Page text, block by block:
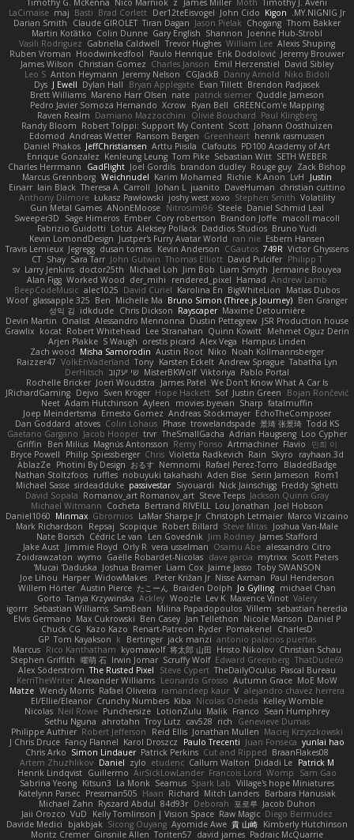
MY.NIGNIG Jr.
Kigon
John Cido
Der12teEisvogel
Brad Corlett
Basti
maj
LaCimaise
Thom Bakker
Chogang
Jason Pielak
Tiran Dagan
Claude GIROLET
Darian Smith
Joenne Hub-Strobl
Shannon
Gary English
Colin Dunne
Martin Koťátko
Alexis Shuping
William Lee
Trevor Hughes
Gabriella Caldwell
Vasili Rodriguez
Jeremy Brouwer
Erik Dodolović
Paulo Henrique
Hoodwinkedfool
Ruben Vroman
David Sibley
Emil Herzenstiel
Charles Janson
Christian Gomez
James Wilson
Niko Bidoli
Danny Arnold
CGJackB
Jeremy Nelson
Anton Heymann
Leo S
Brendon Padjasek
Evan Tillett
Bryan Applegate
Dylan Hall
J Ewell
Dys
Quddle Jameson
patrick siemer
nate
Mareno Harr Olsen
Brett Williams
GREENCom'e Mapping
Ryan Bell
Xcrow
Pedro Javier Somoza Hernando
Paul Klingberg
Olivié Bouchard
Damiano Mazzocchini
Raven Realm
Johann Oosthuizen
Scott
Robert Tolppi: Support My Content
Randy Bloom
henrik rasmussen
Greenheart
Ransom Bergen
Andreas Wetter
Edomod
PD100 Academy of Art
Clafoutis
Arttu Piisila
JeffChristiansen
Daniel Phakos
SETH WEBER
Sebastian Witt
Tom Pike
Kenleung Leung
Enrique Gonzalez
Zack Bishop
Rouge guy
brandon dudley
Joel Gordils
GadFlight
Charles Herrmann
Justin
LvH
K Anon
Richie
Karim Mohamed
Weichnudel
Marcus Grennborg
christian cuttino
DaveHuman
juanito
Johan L
Theresa A. Carroll
Iain Black
Einarr
Volatility
Stephen Smith
joshy west xoxo
Łukasz Pawłowski
Anthony Dilmore
Daniel Schmid Leal
Steele
Nitrosimi96
ANonEMoose
Gun Metal Games
macoll macoll
Brandon Joffe
Cory robertson
Ember
Sage Himeros
Sweeper3D
Bruno Yudi
Daddios Studios
Aleksey Pollack
Lotus
Fabrizio Guidotti
Esbern Hansen
ran nie
Justper's Furry Avatar World
Kevin LomondDesign
Victor Ghyssens
749R
CGautos
Kevin Anderson
dusan tomas
Jegregg
Travis Lemieux
Philipp T
David Pulcifer
Thomas Elliott
John Gutwin
Sara Tarr
Shay
CT
Jermaine Bouyea
Liam Smyth
Jim Bob
Michael Loh
doctor25th
Larry Jenkins
sv
Andrew Lamb
Hamad
rendered_pixel
der_mihi
Worked Wood
Alan Figg
Matias Dubos
BigWhiteLion
Karolina En
David Curiel
alec1025
BeepCodeMusic
Ben Granger
Bruno Simon (Three.js Journey)
Michelle Ma
Ben
glassapple 325
Woof
Maxime Detournière
Rayscaper
Chris Dickson
idkdude
성익 김
JSR Production house
Dustin Pettegrew
Alessandro Mennonna
Onalist
Devin Martin
Mehmet Oguz Derin
Quinn Kowitt
Lee Stranahan
Robert Whitehead
kocat
Grawlix
Hampus Linden
Alex Vega
orestis picard
S Waugh
Arjen Plakke
Noah Kollmannsberger
Niko
Austin Root
Misha Samorodin
Zach wood
Tabatha Lyn
Andrew Sprague
Karsten Eckelt
Tony
VolkEnVaderland
Raizzer47
Pablo Portal
Viktoriya
MisterBKWolf שי יעקוב DerHitsch
We Don't Know What A Car Is
James Patel
Joeri Woudstra
Rochelle Bricker
Bojan Rončević
Justin Green
Sof
Hope Hackett
Sven Kröger
Dejvo
JRichardGaming
fatalmuffin
Sharp
movies byevan
Ayleen
Adam Hutchinson
Neet
EchoTheComposer
Andreas Stockmayer
Ernesto Gomez
Joep Meindertsma
Todd KS
景琦 张景琦
trowelandspade
Phase
Colin Lohaus
atoves
Dan Goddard
Loo Cypher
Adrian Haugseng
TheSmallGacha
trvr
Jacob Hooper
Gaetano Gargano
민희 이
Flavio
Artmachiner
Remy Ponso
Magnús Antonsson
Ben Milius
Griffin
rayhaan.3d
Skyro
Rain
Violetta Radkevich
Chris
Philip Spiessberger
Bryce Powell
BladedBadge
Rafael Perez-Torro
Nemnomi
おるす
Photini By Design
AblazZe
Rom1
Serin Jameson
Aden Bise
nobuyuki takahashi
ruffles
Nathan Stoltzfoos
Freddy Sghetti
Nick Jainschigg
Siyouardi
passivestar
sirdeadduke
Michael Sasse
Jackson Quinn Gray
Steve Teeps
Romanov_art Romanov_art
David Sopala
Joel Hobson
Lou Jonathan
Bertrand RIVEILL
Cocheta
Michael Witmann
Marco Vizcaino
Christoph Letmaier
LaMar Sharpe Jr
Gbromios
Minmax
Daniel1060
Joshua Van-Male
Steve Mitas
Robert Billard
Scopique
Repsaj
Mark Richardson
James Stafford
Jim Rodney
Len Govednik
Cédric Le van
Nate Borsch
alessandro Citro
Osamu Abe
vera usselman
Orly R
Jimmie Floyd
Jake Aust
Scott Peters
mytrixx
dave garcia
Gaëlle Robardet-Nicolas
wymo
Zoidrawzaton
Toby SWANSON
Jaime Jasso
Liam Cox
Joshua Bramer
Mucai 'Daduska'
Paul Henderson
Nisse Axman
Peter Križan Jr.
WidowMakes
Harper
Joe Lihou
michael Chan
Jo Gylling
Braiden Dolph
たこーん
Austin Pierce
Willem Hörter
Valery
Maxence Vinot
Lev K
Woozle
Ackley
Tanya Krzywinska
Gorto
sebastian heredia
Villem
Milina Papadopoulos
SamBean
Sebastian Williams
igorrr
Daniel P
Nicole Manson
Jan Tellethon
Ben Casey
Max Cukrowski
Elvis Germano
CharlesD
Pomakenel
Ryder
Renart-Patreon
Kazo Kazo
Chuck CG
antonio palacios puertas
jack manzi
Bertinger
k
Tom Kayakson
GP
Christian Schau
Hristo Nikolov
将太郎 山田
kyomawolf
Rico Kanthatham
Marcus
ThatDude69
Edward Greenberg
Scruffy Wolf
Irwin Jomar
曜萌 石
Stephen Griffith
Pascal Bureau
TheDailyOculus
Steve Cypert
The Rusted Pixel
Alex Söderström
MoE MoW
Autumn Grace
Leonardo Grosso
Alexander Williams
KerriTheWriter
alejandro chavez herrera
V
ramandeep kaur
Rafael Oliveira
Wendy Morris
Matze
Kelley Womble
Nicolas Ocheda
Kiba
Crunchy Numbers
El/Ellie/Eleanor
Sean Humphrey
Franco
Malik
LotionZulu
Punchersize
Neil Rowe
Nicolas
Genevieve Dumas
rich
cav528
Troy Lutz
ahrotahn
Sethu Nguna
Maciej Krzyszkowski
Jonathan Mullen
Reid Ellis
Robert Jefferson
Philippe Authier
yunlai hao
Juan Fonseca
Paulo Trecenti
Karol Droszcz
Fancy Flannel
J Chris Druce
BraanFlakes08
Cut and Ripped
Patrick Perkins
Simon Lindauer
Chris Arko
Patrick M
Didadi Le
Callum Walton
etudenc
zylo
Daniel
Artem Zhuzhlikov
Sam Gao
Womp
Francois Lord
AirSickLowLander
Guillermo
Henrik Lindqvist
Village's hope Miniatures
Spark Lab
Seamus
La Monk
Kitsun3
Sabrina Yeong
Barbara Hanusiak
Mitch Landers
Richard
Haan
Pressman505
Katelynn Parsec
Jacob Duhon
포로루
Deborah
84d93r
Ryszard Abdul
Michael Zahn
Diego Bermudez
Raw Magic
Kelly Tomlinson | Vision Space
VuD
Jaii Orozco
Kimberly Hutchinson
貴 山崎
Ayomide Awe
Sicong Ouyang
bjakbjak
Davide Medici
Padraic McQuarrie
david james
Toriten57
Ginsnile Allen
Moritz Cremer